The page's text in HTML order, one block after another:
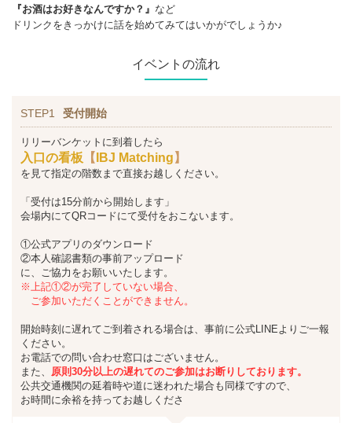
『お酒はお好きなんですか？』 など
ドリンクをきっかけに話を始めてみてはいかがでしょうか♪
イベントの流れ
STEP1 受付開始
リリーバンケットに到着したら
入口の看板 【 IBJ Matching 】
を見て指定の階数まで直接お越しください。
「受付は15分前から開始します」
会場内にてQRコードにて受付をおこないます。
①公式アプリのダウンロード
②本人確認書類の事前アップロード
に、ご協力をお願いいたします。
※上記①②が完了していない場合、
ご参加いただくことができません。
開始時刻に遅れてご到着される場合は、事前に公式LINEよりご一報
ください。
お電話での問い合わせ窓口はございません。
また、 原則30分以上の遅れてのご参加はお断りしております。
公共交通機関の延着時や道に迷われた場合も同様ですので、
お時間に余裕を持ってお越しくださ